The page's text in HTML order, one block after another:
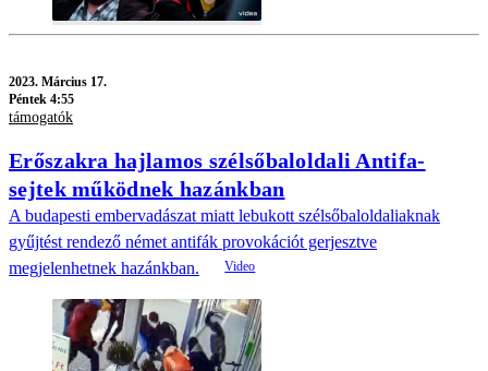
2023. Március 17.
Péntek 4:55
támogatók
Erőszakra hajlamos szélsőbaloldali Antifa-
sejtek működnek hazánkban
A budapesti embervadászat miatt lebukott szélsőbaloldaliaknak
gyűjtést rendező német antifák provokációt gerjesztve
megjelenhetnek hazánkban.